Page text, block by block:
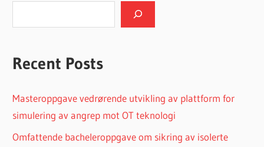
Recent Posts
Masteroppgave vedrørende utvikling av plattform for
simulering av angrep mot OT teknologi
Omfattende bacheleroppgave om sikring av isolerte